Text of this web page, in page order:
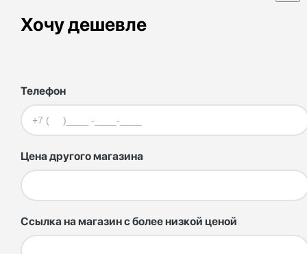
Хочу дешевле
Телефон
Цена другого магазина
Ссылка на магазин с более низкой ценой